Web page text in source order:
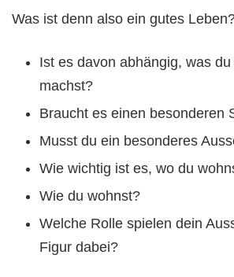
Was ist denn also ein gutes
Ist es davon abhängig, was
machst?
Braucht es einen besonderen
Musst du ein besonderes
Wie wichtig ist es, wo du
Wie du wohnst?
Welche Rolle spielen dein
Figur dabei?